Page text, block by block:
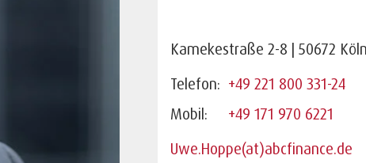
Kamekestraße 2-8 | 50672 Köln
Telefon: +49 221 800 331-24
Mobil:
+49 171 970 6221
Uwe.Hoppe(at)abcfinance.de